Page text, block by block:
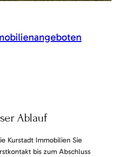
Ablauf
Kurstadt Immobilien Sie
bis zum Abschluss